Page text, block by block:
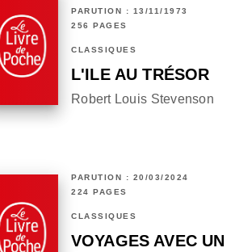
PARUTION : 13/11/1973
256 PAGES
CLASSIQUES
L'ILE AU TRÉSOR
Robert Louis Stevenson
PARUTION : 20/03/2024
224 PAGES
CLASSIQUES
VOYAGES AVEC UN